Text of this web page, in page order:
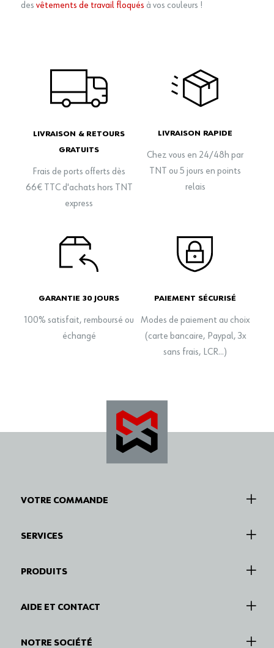
des vêtements de travail floqués à vos couleurs !
LIVRAISON & RETOURS
GRATUITS
Frais de ports offerts dès
66€ TTC d'achats hors TNT
express
LIVRAISON RAPIDE
Chez vous en 24/48h par
TNT ou 5 jours en points
relais
GARANTIE 30 JOURS
100% satisfait, remboursé ou
échangé
PAIEMENT SÉCURISÉ
Modes de paiement au choix
(carte bancaire, Paypal, 3x
sans frais, LCR…)
VOTRE COMMANDE
SERVICES
PRODUITS
AIDE ET CONTACT
NOTRE SOCIÉTÉ